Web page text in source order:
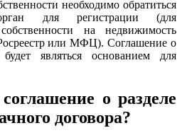
необходимо обратиться
для регистрации (для
на недвижимость
или МФЦ). Соглашение о
являться основанием для
о разделе
договора?